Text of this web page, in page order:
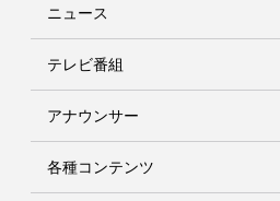
ニュース
テレビ番組
アナウンサー
各種コンテンツ